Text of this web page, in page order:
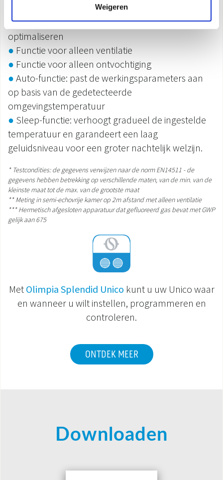
Weigeren
constant aangepast op basis van de ingestelde
temperatuur om het stroomverbruik te
optimaliseren
● Functie voor alleen ventilatie
● Functie voor alleen ontvochtiging
● Auto-functie: past de werkingsparameters aan
op basis van de gedetecteerde
omgevingstemperatuur
● Sleep-functie: verhoogt gradueel de ingestelde
temperatuur en garandeert een laag
geluidsniveau voor een groter nachtelijk welzijn.
* Testcondities: de gegevens verwijzen naar de norm EN14511 - de
gegevens hebben betrekking op verschillende maten, van de min. van de
kleinste maat tot de max. van de grootste maat
** Meting in semi-echovrije kamer op 2m afstand met alleen ventilatie
*** Hermetisch afgesloten apparatuur dat gefluoreerd gas bevat met GWP
gelijk aan 675
Met Olimpia Splendid Unico kunt u uw Unico waar
en wanneer u wilt instellen, programmeren en
controleren.
ONTDEK MEER
Downloaden